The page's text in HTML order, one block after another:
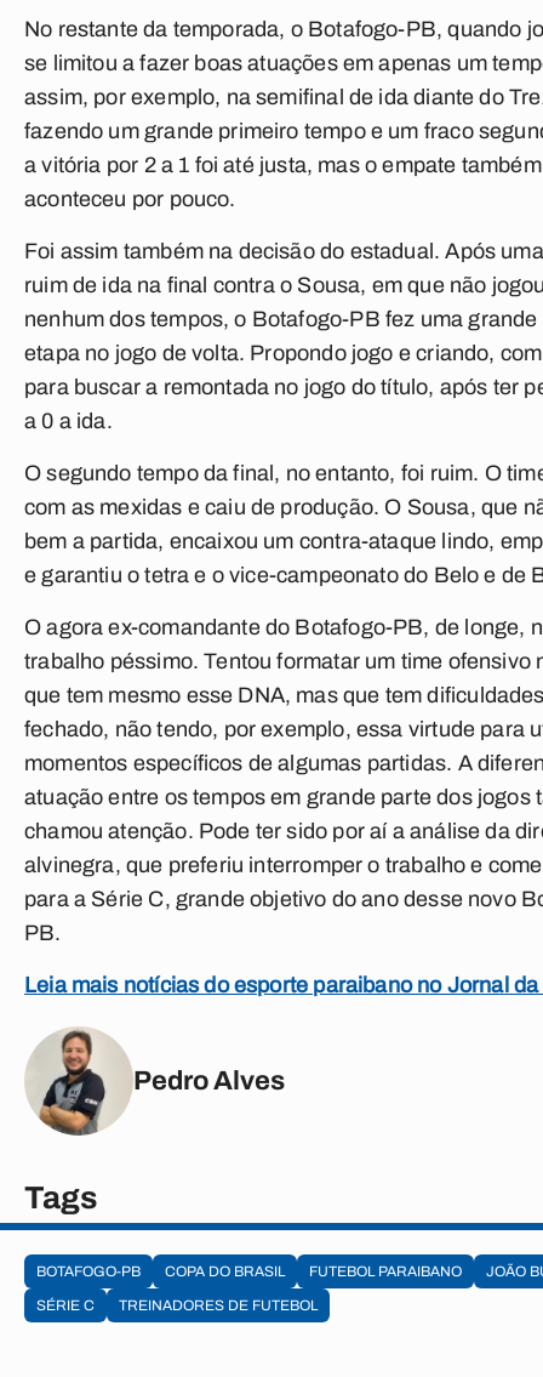
No restante da temporada, o Botafogo-PB, quando
se limitou a fazer boas atuações em apenas um
assim, por exemplo, na semifinal de ida diante do
fazendo um grande primeiro tempo e um fraco
a vitória por 2 a 1 foi até justa, mas o empate
aconteceu por pouco.
Foi assim também na decisão do estadual. Após
ruim de ida na final contra o Sousa, em que não
nenhum dos tempos, o Botafogo-PB fez uma
etapa no jogo de volta. Propondo jogo e criando,
para buscar a remontada no jogo do título, após ter
a 0 a ida.
O segundo tempo da final, no entanto, foi ruim. O
com as mexidas e caiu de produção. O Sousa, que
bem a partida, encaixou um contra-ataque lindo,
e garantiu o tetra e o vice-campeonato do Belo e de
O agora ex-comandante do Botafogo-PB, de longe,
trabalho péssimo. Tentou formatar um time ofensivo
que tem mesmo esse DNA, mas que tem
fechado, não tendo, por exemplo, essa virtude para
momentos específicos de algumas partidas. A
atuação entre os tempos em grande parte dos jogos
chamou atenção. Pode ter sido por aí a análise da
alvinegra, que preferiu interromper o trabalho e
para a Série C, grande objetivo do ano desse novo
PB.
Leia mais notícias do esporte paraibano no Jornal
Pedro Alves
Tags
BOTAFOGO-PB COPA DO BRASIL FUTEBOL PARAIBANO
JOÃO
SÉRIE C
TREINADORES DE FUTEBOL